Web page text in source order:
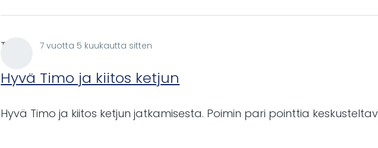
Teme 7 vuotta 5 kuukautta sitten
Hyvä Timo ja kiitos ketjun
Hyvä Timo ja kiitos ketjun jatkamisesta. Poimin pari pointtia